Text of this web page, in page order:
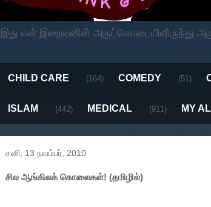
இது என் இறைவனின் அருட்கொடையிளிருந்து
CHILD CARE (164) COMEDY (51)
ISLAM (442) MEDICAL (911) MY
சனி, 13 நவம்பர், 2010
சில ஆங்கிலக் கொலைகள்! (தமிழில்)